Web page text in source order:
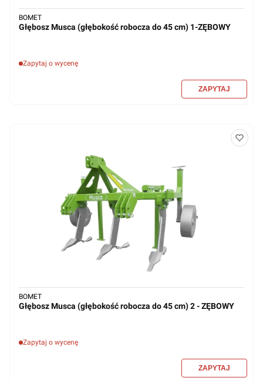
Głębosz Musca (głębokość robocza do 45 cm) 1-ZĘBOWY
Zapytaj o wycenę
BOMET
Głębosz Musca (głębokość robocza do 45 cm) 2 - ZĘBOWY
Zapytaj o wycenę
BOMET